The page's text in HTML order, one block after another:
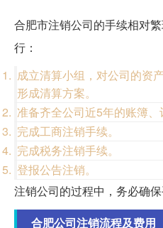
合肥市注销公司的手续相对
行：
成立清算小组，对公司的资
形成清算方案。
准备齐全公司近5年的账簿、
完成工商注销手续。
完成税务注销手续。
登报公告注销。
注销公司的过程中，务必确
合肥公司注销流程及费用